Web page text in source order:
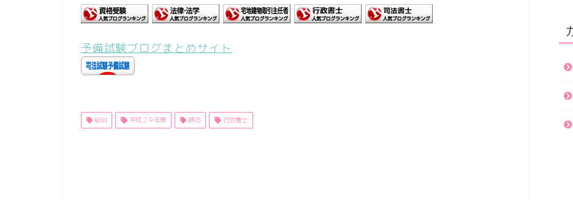
予備試験ブログまとめサイト
総則 平成２９年度 時効 行政書士